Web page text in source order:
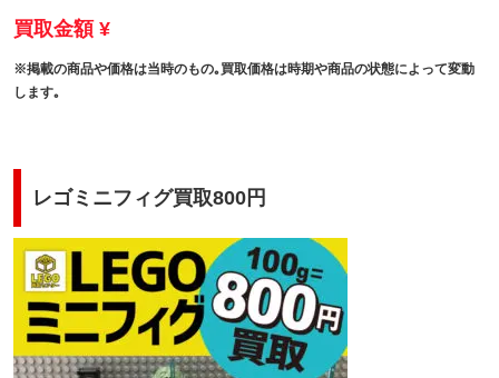
買取金額 ¥
※掲載の商品や価格は当時のもの｡買取価格は時期や商品の状態によって変動
します｡
レゴミニフィグ買取800円